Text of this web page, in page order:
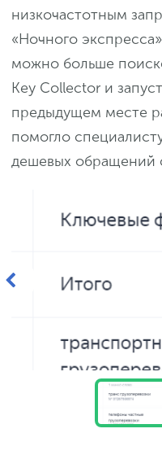
низкочастотным
«Ночного
можно больше
Key Collector и
предыдущем месте
помогло
дешевых обращений